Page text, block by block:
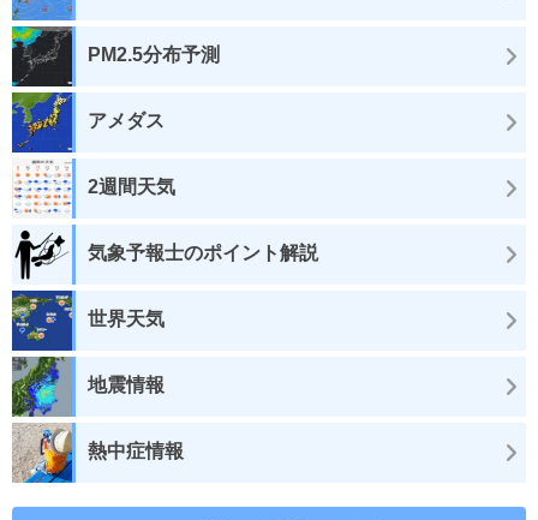
PM2.5分布予測
アメダス
2週間天気
気象予報士のポイント解説
世界天気
地震情報
熱中症情報